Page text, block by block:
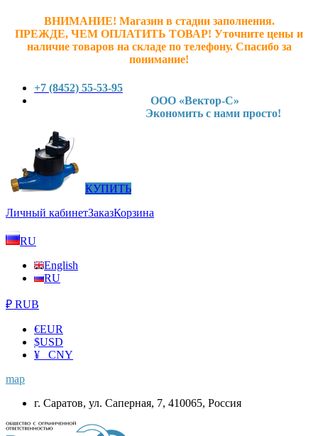
ВНИМАНИЕ! Магазин в стадии заполнения.
ПРЕЖДЕ, ЧЕМ ОПЛАТИТЬ ТОВАР! Уточните цены и
наличие товаров на складе по телефону. Спасибо за
понимание!
+7 (8452) 55-53-95
ООО «Вектор-С»
Экономить с нами просто!
КУПИТЬ
Личный кабинетЗаказКорзина
RU
English
RU
₽ RUB
€EUR
$USD
¥ CNY
map
г. Саратов, ул. Саперная, 7, 410065, Россия